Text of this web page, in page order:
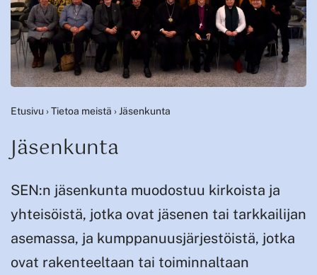
Etusivu ›Tietoa meistä ›Jäsenkunta
Jäsenkunta
SEN:n jäsenkunta muodostuu kirkoista ja
yhteisöistä, jotka ovat jäsenen tai tarkkailijan
asemassa, ja kumppanuusjärjestöistä, jotka
ovat rakenteeltaan tai toiminnaltaan